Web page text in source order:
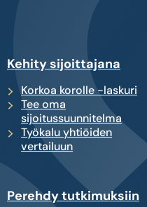
Kehity sijoittajana
Korkoa korolle -laskuri
Tee oma
sijoitussuunnitelma
Työkalu yhtiöiden
vertailuun
Perehdy tutkimuksiin